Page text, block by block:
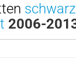
2006-